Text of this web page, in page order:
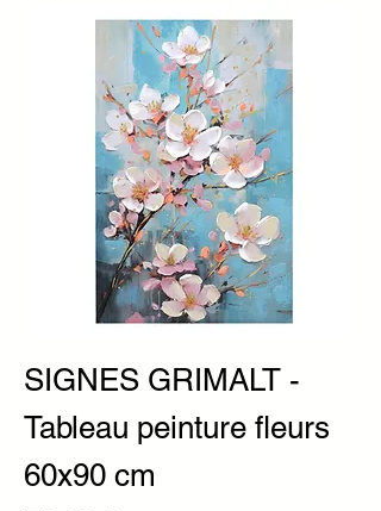
SIGNES GRIMALT -
Tableau peinture fleurs
60x90 cm